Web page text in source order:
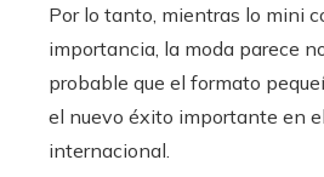
Por lo tanto, mientras lo mini
importancia, la moda parece
probable que el formato
el nuevo éxito importante en
internacional.